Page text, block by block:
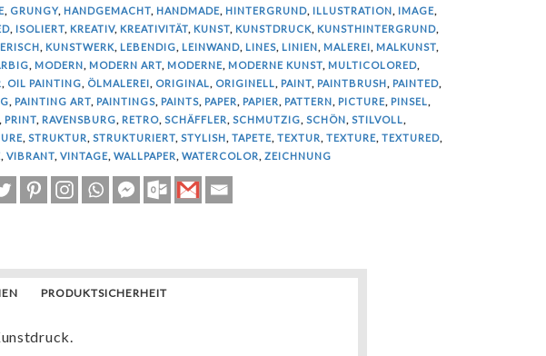
, GRUNGY, HANDGEMACHT, HANDMADE, HINTERGRUND, ILLUSTRATION, IMAGE,
, ISOLIERT, KREATIV, KREATIVITÄT, KUNST, KUNSTDRUCK, KUNSTHINTERGRUND,
, KUNSTWERK, LEBENDIG, LEINWAND, LINES, LINIEN, MALEREI, MALKUNST,
, MODERN, MODERN ART, MODERNE, MODERNE KUNST, MULTICOLORED,
, OIL PAINTING, ÖLMALEREI, ORIGINAL, ORIGINELL, PAINT, PAINTBRUSH, PAINTED,
, PAINTING ART, PAINTINGS, PAINTS, PAPER, PAPIER, PATTERN, PICTURE, PINSEL,
, PRINT, RAVENSBURG, RETRO, SCHÄFFLER, SCHMUTZIG, SCHÖN, STILVOLL,
, STRUKTUR, STRUKTURIERT, STYLISH, TAPETE, TEXTUR, TEXTURE, TEXTURED,
, VIBRANT, VINTAGE, WALLPAPER, WATERCOLOR, ZEICHNUNG
PRODUKTSICHERHEIT